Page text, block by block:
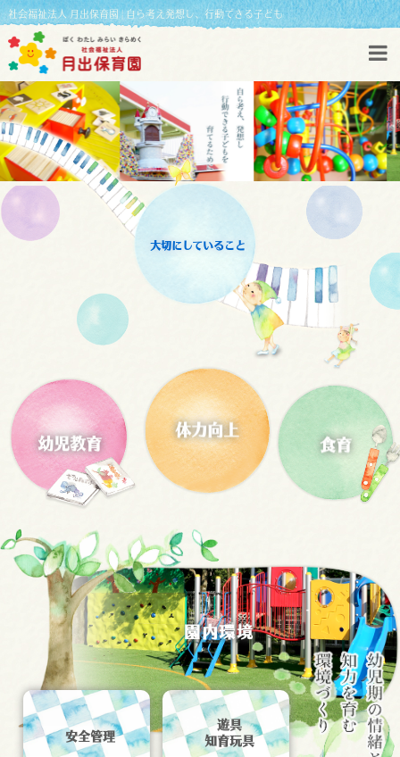
社会福祉法人 月出保育園 | 自ら考え発想し、行動できる子ども
大切にしていること
幼児教育 体力向上 食育
園内環境
安全管理
遊具
知育玩具